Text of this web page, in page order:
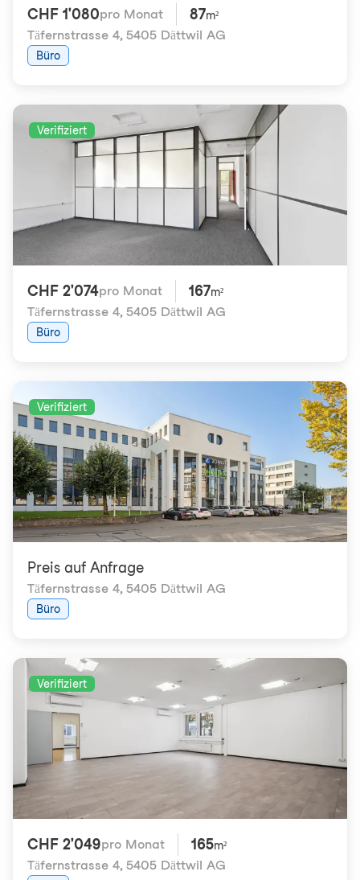
CHF 1'080pro Monat 87m²
Täfernstrasse 4, 5405 Dättwil AG
Büro
Verifiziert
CHF 2'074pro Monat 167m²
Täfernstrasse 4, 5405 Dättwil AG
Büro
Verifiziert
Preis auf Anfrage
Täfernstrasse 4, 5405 Dättwil AG
Büro
Verifiziert
CHF 2'049pro Monat 165m²
Täfernstrasse 4, 5405 Dättwil AG